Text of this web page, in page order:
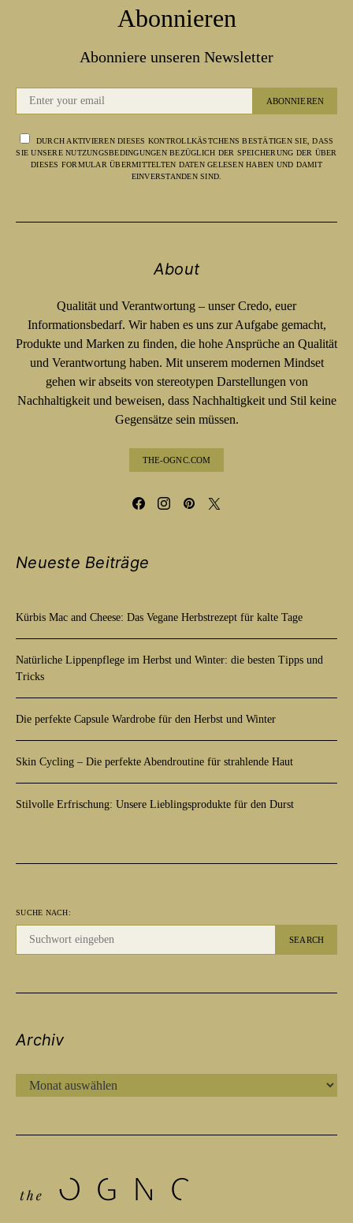
Abonnieren
Abonniere unseren Newsletter
ABONNIEREN
DURCH AKTIVIEREN DIESES KONTROLLKÄSTCHENS BESTÄTIGEN SIE, DASS
SIE UNSERE NUTZUNGSBEDINGUNGEN BEZÜGLICH DER SPEICHERUNG DER ÜBER
DIESES FORMULAR ÜBERMITTELTEN DATEN GELESEN HABEN UND DAMIT
EINVERSTANDEN SIND.
About
Qualität und Verantwortung – unser Credo, euer
Informationsbedarf. Wir haben es uns zur Aufgabe gemacht,
Produkte und Marken zu finden, die hohe Ansprüche an Qualität
und Verantwortung haben. Mit unserem modernen Mindset
gehen wir abseits von stereotypen Darstellungen von
Nachhaltigkeit und beweisen, dass Nachhaltigkeit und Stil keine
Gegensätze sein müssen.
THE-OGNC.COM
Neueste Beiträge
Kürbis Mac and Cheese: Das Vegane Herbstrezept für kalte Tage
Natürliche Lippenpflege im Herbst und Winter: die besten Tipps und
Tricks
Die perfekte Capsule Wardrobe für den Herbst und Winter
Skin Cycling – Die perfekte Abendroutine für strahlende Haut
Stilvolle Erfrischung: Unsere Lieblingsprodukte für den Durst
SUCHE NACH:
SEARCH
Archiv